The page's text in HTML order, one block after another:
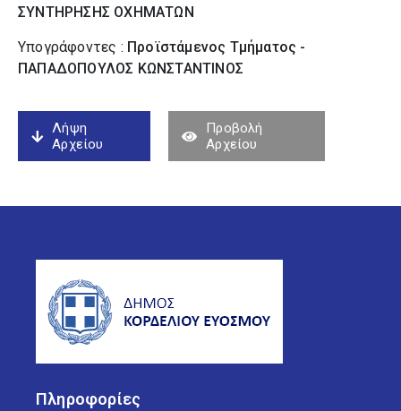
ΣΥΝΤΗΡΗΣΗΣ ΟΧΗΜΑΤΩΝ
Υπογράφοντες : Προϊστάμενος Τμήματος -
ΠΑΠΑΔΟΠΟΥΛΟΣ ΚΩΝΣΤΑΝΤΙΝΟΣ
Λήψη
Αρχείου
Προβολή
Αρχείου
Πληροφορίες